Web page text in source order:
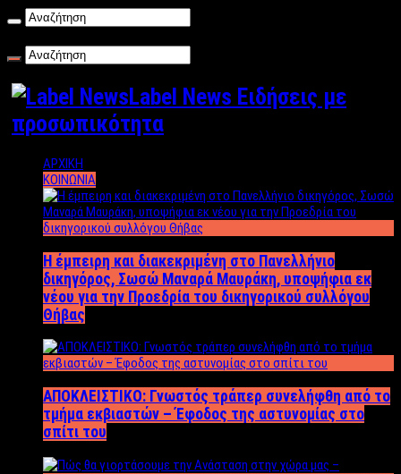
Label News Ειδήσεις με
προσωπικότητα
ΑΡΧΙΚΗ
ΚΟΙΝΩΝΙΑ
Η έμπειρη και διακεκριμένη στο Πανελλήνιο
δικηγόρος, Σωσώ Μαναρά Μαυράκη, υποψήφια εκ
νέου για την Προεδρία του δικηγορικού συλλόγου
Θήβας
ΑΠΟΚΛΕΙΣΤΙΚΟ: Γνωστός τράπερ συνελήφθη από το
τμήμα εκβιαστών – Έφοδος της αστυνομίας στο
σπίτι του